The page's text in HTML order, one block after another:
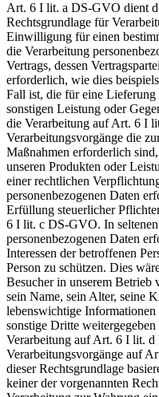
Art. 6 I lit. a DS-GVO dient
Rechtsgrundlage für
Einwilligung für einen
die Verarbeitung
Vertrags, dessen
erforderlich, wie dies
Fall ist, die für eine
sonstigen Leistung oder
die Verarbeitung auf Art. 6 I
Verarbeitungsvorgänge die
Maßnahmen erforderlich
unseren Produkten oder
einer rechtlichen
personenbezogenen Daten
Erfüllung steuerlicher
6 I lit. c DS-GVO. In
personenbezogenen Daten
Interessen der betroffenen
Person zu schützen. Dies
Besucher in unserem
sein Name, sein Alter, seine
lebenswichtige
sonstige Dritte
Verarbeitung auf Art. 6 I lit.
Verarbeitungsvorgänge auf
dieser Rechtsgrundlage
keiner der vorgenannten